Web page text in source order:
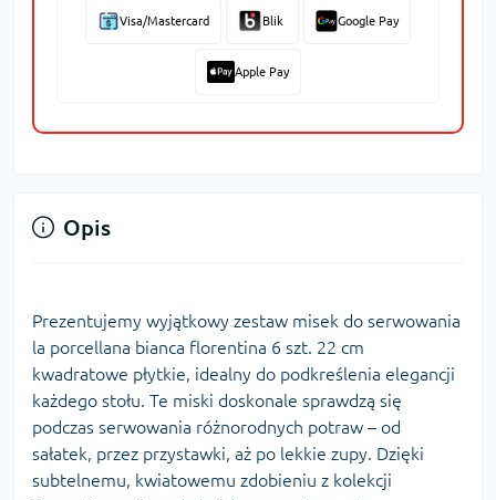
Visa/Mastercard Blik Google Pay
Apple Pay
Opis
Prezentujemy wyjątkowy zestaw misek do serwowania
la porcellana bianca florentina 6 szt. 22 cm
kwadratowe płytkie, idealny do podkreślenia elegancji
każdego stołu. Te miski doskonale sprawdzą się
podczas serwowania różnorodnych potraw – od
sałatek, przez przystawki, aż po lekkie zupy. Dzięki
subtelnemu, kwiatowemu zdobieniu z kolekcji